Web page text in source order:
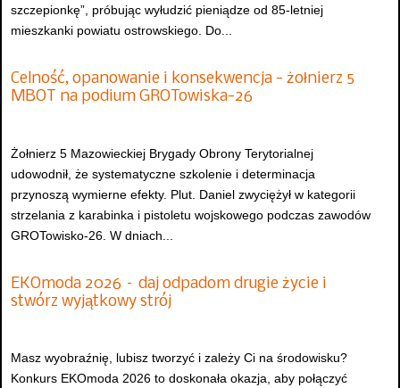
szczepionkę”, próbując wyłudzić pieniądze od 85-letniej
mieszkanki powiatu ostrowskiego. Do...
Celność, opanowanie i konsekwencja - żołnierz 5
MBOT na podium GROTowiska-26
Żołnierz 5 Mazowieckiej Brygady Obrony Terytorialnej
udowodnił, że systematyczne szkolenie i determinacja
przynoszą wymierne efekty. Plut. Daniel zwyciężył w kategorii
strzelania z karabinka i pistoletu wojskowego podczas zawodów
GROTowisko-26. W dniach...
EKOmoda 2026 – daj odpadom drugie życie i
stwórz wyjątkowy strój
Masz wyobraźnię, lubisz tworzyć i zależy Ci na środowisku?
Konkurs EKOmoda 2026 to doskonała okazja, aby połączyć